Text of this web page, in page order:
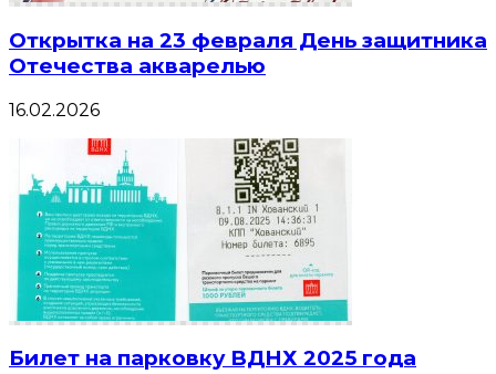
Открытка на 23 февраля День защитника
Отечества акварелью
16.02.2026
Билет на парковку ВДНХ 2025 года